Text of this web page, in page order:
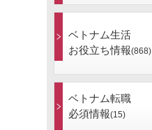
ベトナム生活
お役立ち情報(868)
ベトナム転職
必須情報(15)